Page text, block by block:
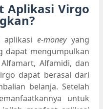
Aplikasi Virgo
e-moneyyang
dapat mengumpulkan
Alfamidi, dan
dapat berasal dari
belanja. Setelah
untuk